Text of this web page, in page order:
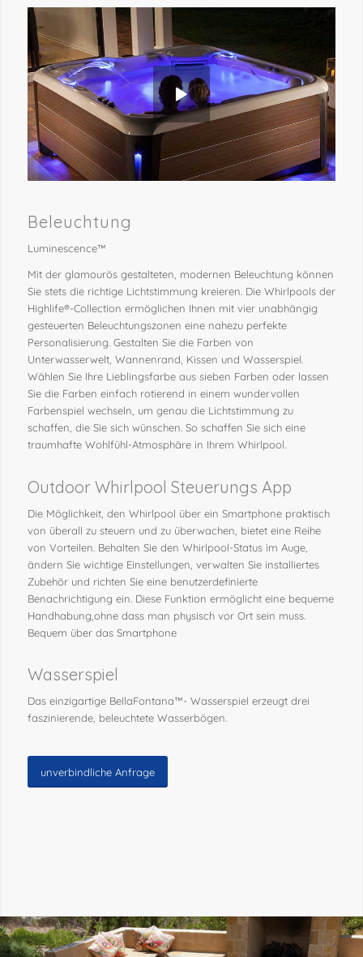
Beleuchtung
Luminescence™
Mit der glamourös gestalteten, modernen Beleuchtung können
Sie stets die richtige Lichtstimmung kreieren. Die Whirlpools der
Highlife®-Collection ermöglichen Ihnen mit vier unabhängig
gesteuerten Beleuchtungszonen eine nahezu perfekte
Personalisierung. Gestalten Sie die Farben von
Unterwasserwelt, Wannenrand, Kissen und Wasserspiel.
Wählen Sie Ihre Lieblingsfarbe aus sieben Farben oder lassen
Sie die Farben einfach rotierend in einem wundervollen
Farbenspiel wechseln, um genau die Lichtstimmung zu
schaffen, die Sie sich wünschen. So schaffen Sie sich eine
traumhafte Wohlfühl-Atmosphäre in Ihrem Whirlpool.
Outdoor Whirlpool Steuerungs App
Die Möglichkeit, den Whirlpool über ein Smartphone praktisch
von überall zu steuern und zu überwachen, bietet eine Reihe
von Vorteilen. Behalten Sie den Whirlpool-Status im Auge,
ändern Sie wichtige Einstellungen, verwalten Sie installiertes
Zubehör und richten Sie eine benutzerdefinierte
Benachrichtigung ein. Diese Funktion ermöglicht eine bequeme
Handhabung,ohne dass man physisch vor Ort sein muss.
Bequem über das Smartphone
Wasserspiel
Das einzigartige BellaFontana™- Wasserspiel erzeugt drei
faszinierende, beleuchtete Wasserbögen.
unverbindliche Anfrage